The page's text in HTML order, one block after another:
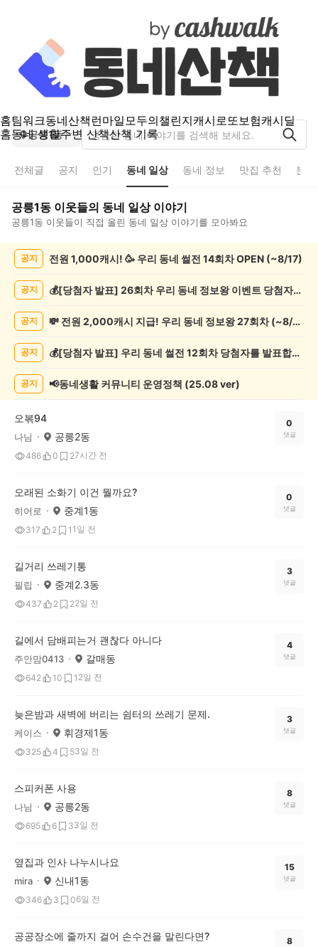
홈팀워크동네산책런마일모두의챌린지캐시로또보험캐시딜
홈동네 생활주변 산책산책 기록
공릉1동
전체글 공지 인기 동네 일상 동네 정보 맛집 추천 분
공릉1동 이웃들의 동네 일상이야기
공릉1동 이웃들이 직접 올린 동네 일상 이야기를 모아봐요
목
공지 전원 1,000캐시! 🥳 우리 동네 썰전 14회차 OPEN (~8/17)
공지 💰[당첨자 발표] 26회차 우리 동네 정보왕 이벤트 당첨자를 발표합니다!
공지 💸 전원 2,000캐시 지급! 우리 동네 정보왕 27회차 (~8/10)
공지 💰[당첨자 발표] 우리 동네 썰전 12회차 당첨자를 발표합니다!
공지 📢동네생활 커뮤니티 운영정책 (25.08 ver)
오볶94
나님 공릉2동
486 0 27시간 전
0
댓글
오래된 소화기 이건 뭘까요?
히어로 중계1동
317 2 1 1일 전
0
댓글
길거리 쓰레기통
필립 중계2.3동
437 2 22일 전
3
댓글
길에서 담배피는거 괜찮다 아니다
주안맘0413 갈매동
642 10 1 2일 전
4
댓글
늦은밤과 새벽에 버리는 쉼터의 쓰레기 문제.
케이스 휘경제1동
325 4 53일 전
3
댓글
스피커폰 사용
나님 공릉2동
695 6 33일 전
8
댓글
옆집과 인사 나누시나요
mira 신내1동
346 3 06일 전
15
댓글
공공장소에 줄까지 걸어 손수건을 말린다면? 8